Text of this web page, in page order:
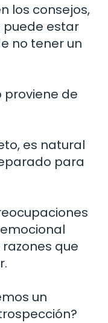
los consejos,
puede estar
no tener un
proviene de
es natural
para
que
un